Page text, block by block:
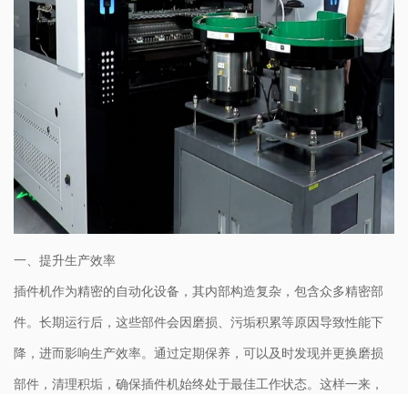
一、提升生产效率
插件机作为精密的自动化设备，其内部构造复杂，包含众多精密部
件。长期运行后，这些部件会因磨损、污垢积累等原因导致性能下
降，进而影响生产效率。通过定期保养，可以及时发现并更换磨损
部件，清理积垢，确保插件机始终处于最佳工作状态。这样一来，